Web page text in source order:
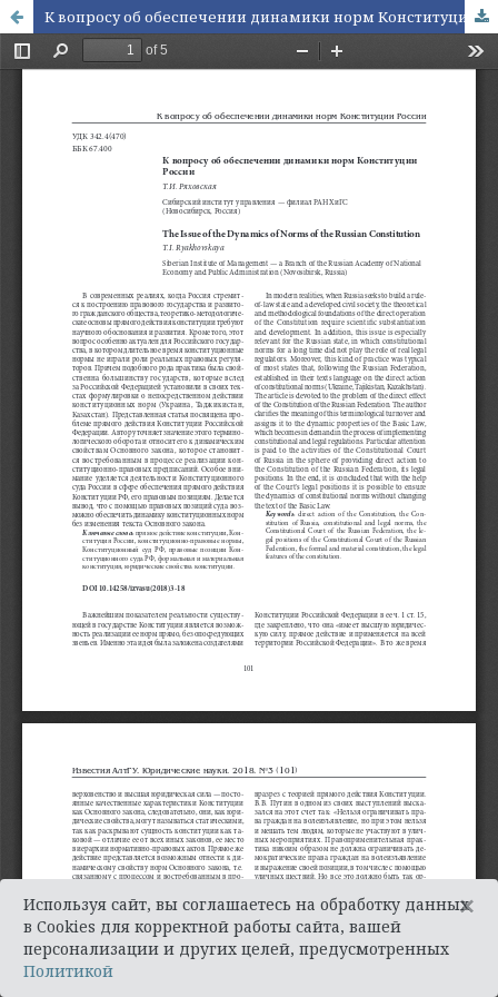
К вопросу об обеспечении динамики норм Конституции России
Используя сайт, вы соглашаетесь на обработку данных
в Cookies для корректной работы сайта, вашей
персонализации и других целей, предусмотренных
Политикой
×